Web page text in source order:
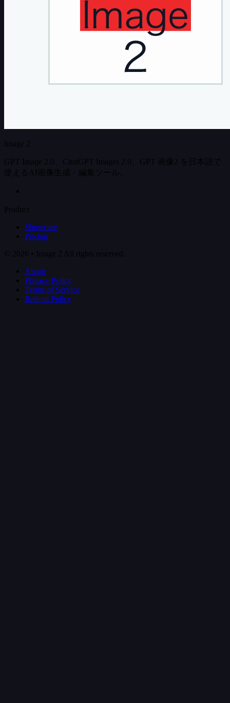
Image 2
GPT Image 2.0、ChatGPT Images 2.0、GPT 画像2 を日本語で
使えるAI画像生成・編集ツール。
Product
Showcase
Pricing
© 2026 • Image 2 All rights reserved.
About
Privacy Policy
Terms of Service
Refund Policy